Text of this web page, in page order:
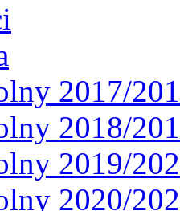
2017/
2018/
2019/
2020/